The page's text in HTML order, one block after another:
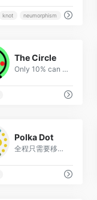
knot neumorphism Puzzle
The Circle
Only 10% can past level 1 and only 1% can past level 2! Would you accept a challenge?
Polka Dot
全程只需要移动鼠标，目测圆的大小，很考验大家的眼力！